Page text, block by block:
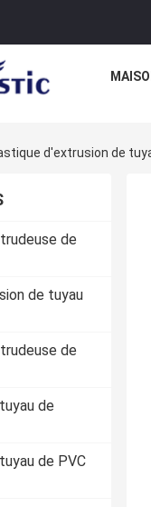
d'extrusion de
de
de tuyau
de
de
de PVC